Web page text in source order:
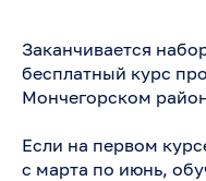
Заканчивается
бесплатный курс
Мончегорском
Если на первом
с марта по июнь,